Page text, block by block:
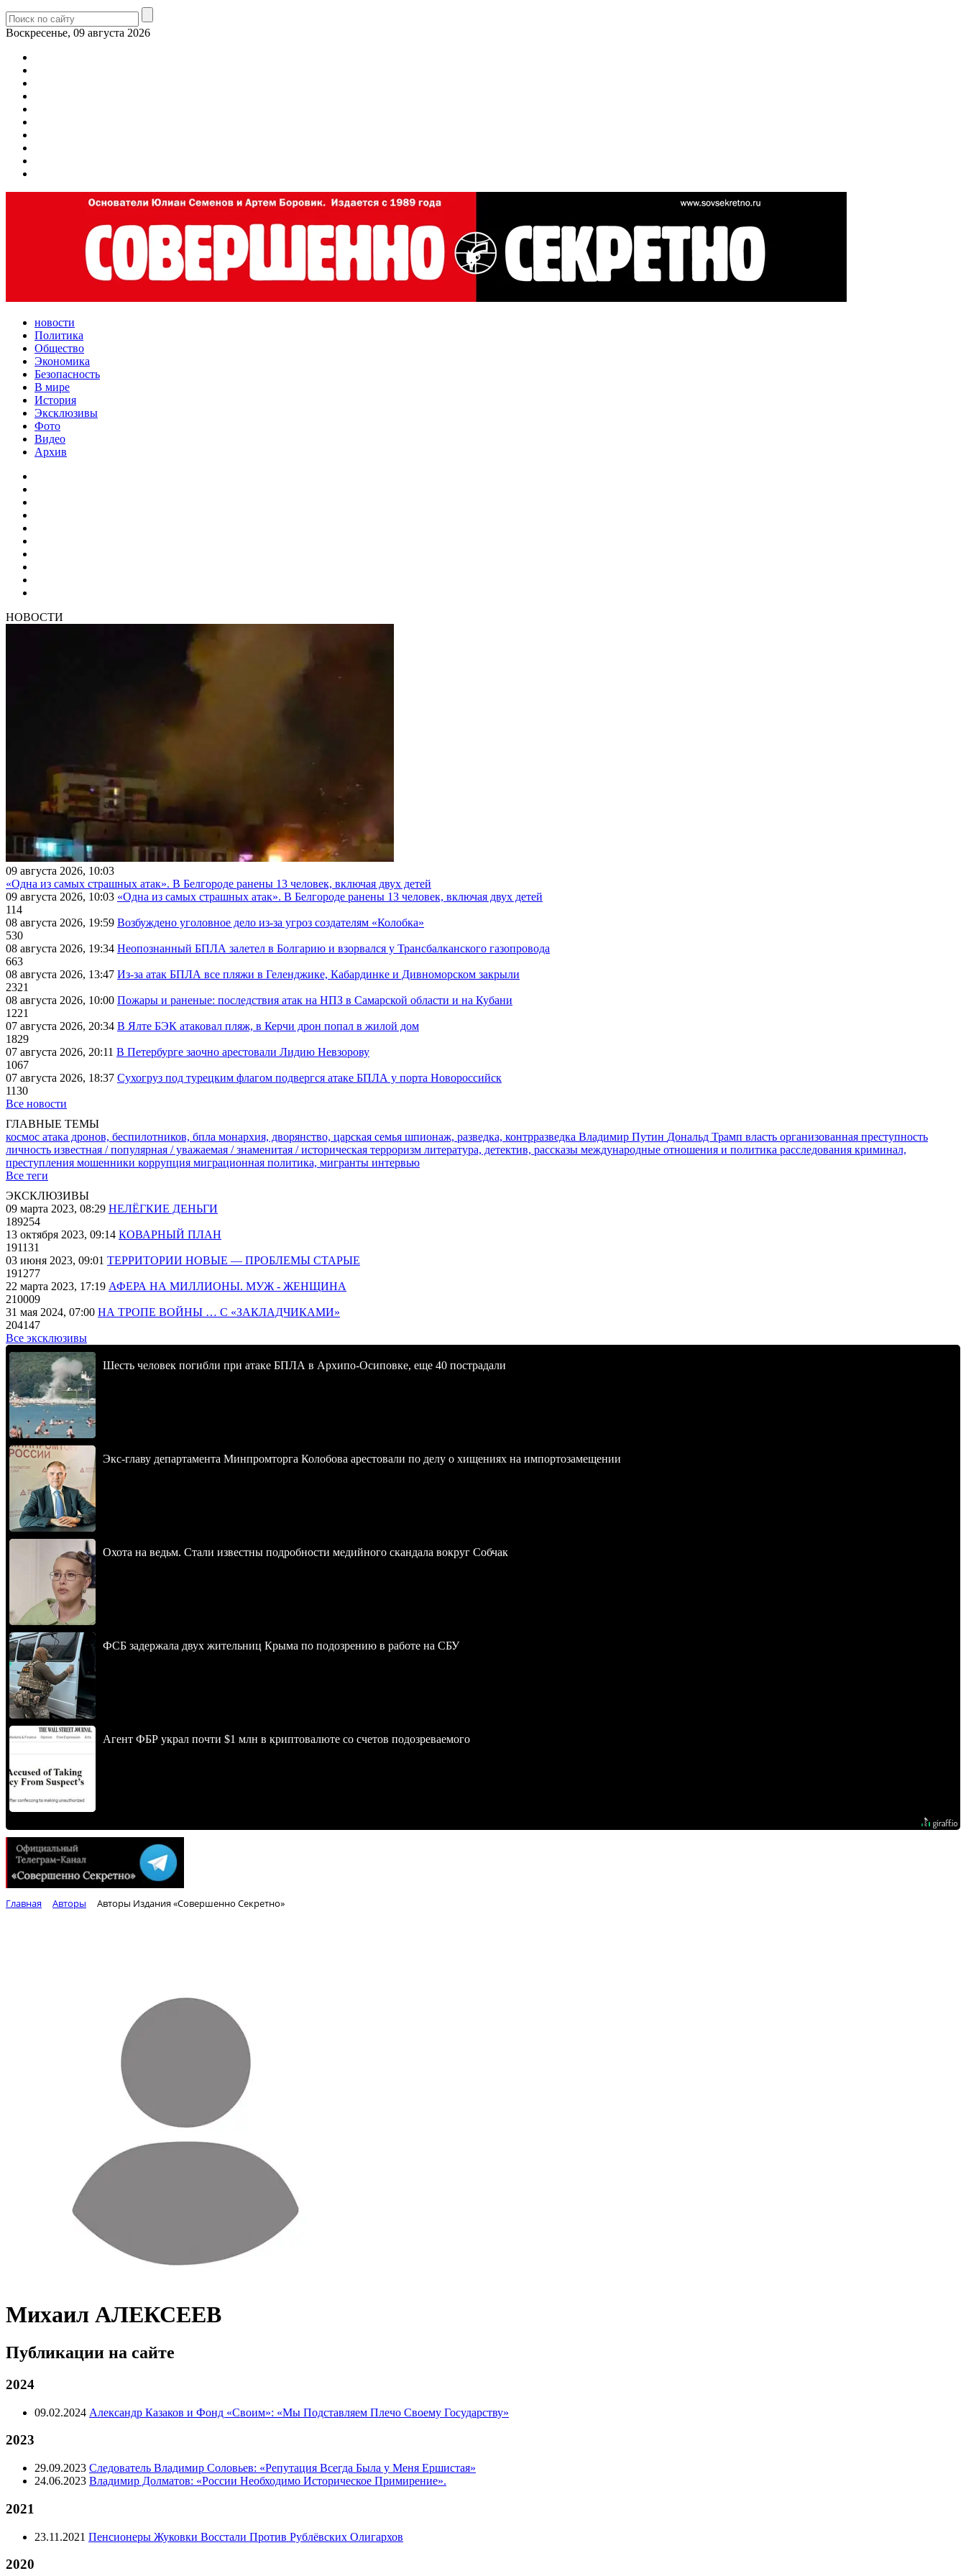
Воскресенье, 09 августа 2026
новости
Политика
Общество
Экономика
Безопасность
В мире
История
Эксклюзивы
Фото
Видео
Архив
НОВОСТИ
09 августа 2026, 10:03
«Одна из самых страшных атак». В Белгороде ранены 13 человек, включая двух детей
09 августа 2026, 10:03 «Одна из самых страшных атак». В Белгороде ранены 13 человек, включая двух детей
114
08 августа 2026, 19:59 Возбуждено уголовное дело из-за угроз создателям «Колобка»
530
08 августа 2026, 19:34 Неопознанный БПЛА залетел в Болгарию и взорвался у Трансбалканского газопровода
663
08 августа 2026, 13:47 Из-за атак БПЛА все пляжи в Геленджике, Кабардинке и Дивноморском закрыли
2321
08 августа 2026, 10:00 Пожары и раненые: последствия атак на НПЗ в Самарской области и на Кубани
1221
07 августа 2026, 20:34 В Ялте БЭК атаковал пляж, в Керчи дрон попал в жилой дом
1829
07 августа 2026, 20:11 В Петербурге заочно арестовали Лидию Невзорову
1067
07 августа 2026, 18:37 Сухогруз под турецким флагом подвергся атаке БПЛА у порта Новороссийск
1130
Все новости
ГЛАВНЫЕ ТЕМЫ
космос атака дронов, беспилотников, бпла монархия, дворянство, царская семья шпионаж, разведка, контрразведка Владимир Путин Дональд Трамп власть организованная преступность
личность известная / популярная / уважаемая / знаменитая / историческая терроризм литература, детектив, рассказы международные отношения и политика расследования криминал,
преступления мошенники коррупция миграционная политика, мигранты интервью
Все теги
ЭКСКЛЮЗИВЫ
09 марта 2023, 08:29 НЕЛЁГКИЕ ДЕНЬГИ
189254
13 октября 2023, 09:14 КОВАРНЫЙ ПЛАН
191131
03 июня 2023, 09:01 ТЕРРИТОРИИ НОВЫЕ — ПРОБЛЕМЫ СТАРЫЕ
191277
22 марта 2023, 17:19 АФЕРА НА МИЛЛИОНЫ. МУЖ - ЖЕНЩИНА
210009
31 мая 2024, 07:00 НА ТРОПЕ ВОЙНЫ … С «ЗАКЛАДЧИКАМИ»
204147
Все эксклюзивы
Шесть человек погибли при атаке БПЛА в Архипо-Осиповке, еще 40 пострадали
Экс-главу департамента Минпромторга Колобова арестовали по делу о хищениях на импортозамещении
Охота на ведьм. Стали известны подробности медийного скандала вокруг Собчак
ФСБ задержала двух жительниц Крыма по подозрению в работе на СБУ
Агент ФБР украл почти $1 млн в криптовалюте со счетов подозреваемого
Главная Авторы Авторы Издания «Совершенно Секретно»
Михаил АЛЕКСЕЕВ
Публикации на сайте
2024
09.02.2024 Александр Казаков и Фонд «Своим»: «Мы Подставляем Плечо Своему Государству»
2023
29.09.2023 Следователь Владимир Соловьев: «Репутация Всегда Была у Меня Ершистая»
24.06.2023 Владимир Долматов: «России Необходимо Историческое Примирение».
2021
23.11.2021 Пенсионеры Жуковки Восстали Против Рублёвских Олигархов
2020